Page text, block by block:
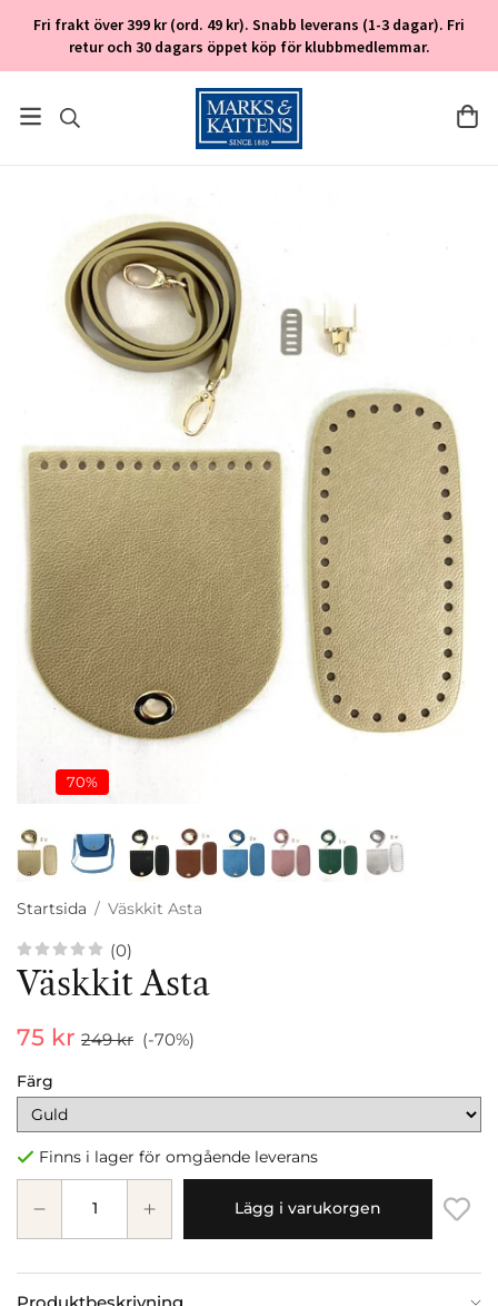
Fri frakt över 399 kr (ord. 49 kr). Snabb leverans (1-3 dagar). Fri
retur och 30 dagars öppet köp för klubbmedlemmar.
70%
Startsida / Väskkit Asta
(0)
Väskkit Asta
75 kr 249 kr (-70%)
Färg
Finns i lager för omgående leverans
Lägg i varukorgen